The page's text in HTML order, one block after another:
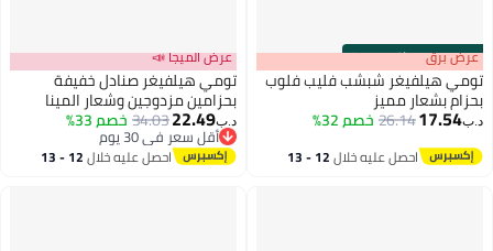
00m:00s
·باقي 100% عرض برق
تومي هيلفيغر شبشب فليب فلوب
بحزام بشعار مميز
د.ب‏17.54
26.14خصم 32%
احصل عليه خلال 12 - 13
2
عرض الميجا 📣
تومي هيلفيغر صنادل خفيفة
بحزامين مزدوجين وشعار المينا
د.ب‏22.49
34.03خصم 33%
أقل سعر في 30 يوم
أقل سعر في 30 يوماحصل عليه خلال 12 - 13